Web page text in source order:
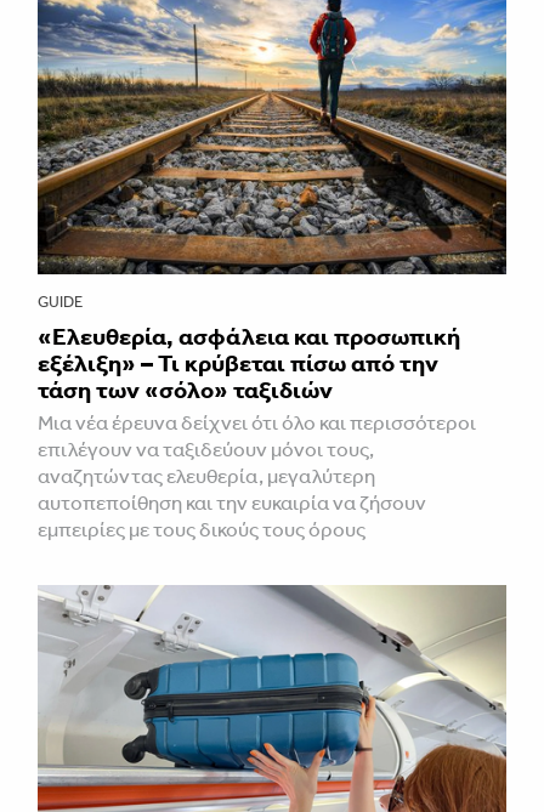
GUIDE
«Ελευθερία, ασφάλεια και προσωπική
εξέλιξη» – Τι κρύβεται πίσω από την
τάση των «σόλο» ταξιδιών
Μια νέα έρευνα δείχνει ότι όλο και περισσότεροι
επιλέγουν να ταξιδεύουν μόνοι τους,
αναζητώντας ελευθερία, μεγαλύτερη
αυτοπεποίθηση και την ευκαιρία να ζήσουν
εμπειρίες με τους δικούς τους όρους